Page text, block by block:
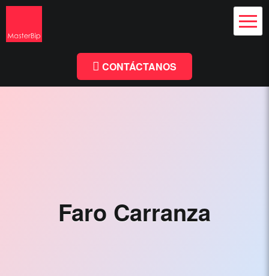
Diseño Web
Web
-
Especialistas
CONTÁCTANOS
Faro Carranza